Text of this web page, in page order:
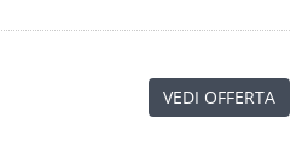
VEDI OFFERTA